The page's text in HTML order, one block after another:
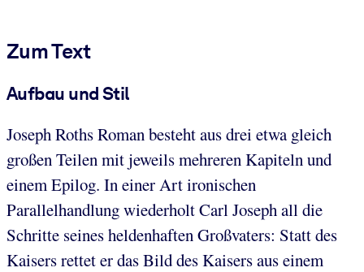
Zum Text
Aufbau und Stil
Joseph Roths Roman besteht aus drei etwa gleich
großen Teilen mit jeweils mehreren Kapiteln und
einem Epilog. In einer Art ironischen
Parallelhandlung wiederholt Carl Joseph all die
Schritte seines heldenhaften Großvaters: Statt des
Kaisers rettet er das Bild des Kaisers aus einem